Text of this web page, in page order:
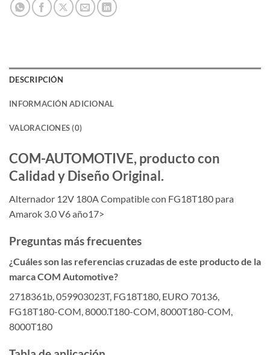
DESCRIPCIÓN
INFORMACIÓN ADICIONAL
VALORACIONES (0)
COM-AUTOMOTIVE, producto con
Calidad y Diseño Original.
Alternador 12V 180A Compatible con FG18T180 para
Amarok 3.0 V6 año17>
Preguntas más frecuentes
¿Cuáles son las referencias cruzadas de este producto de la
marca COM Automotive?
2718361b, 059903023T, FG18T180, EURO 70136,
FG18T180-COM, 8000.T180-COM, 8000T180-COM,
8000T180